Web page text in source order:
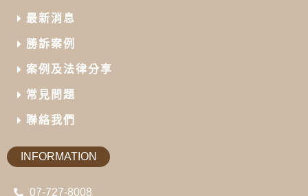
最新消息
勝訴案例
案例及法律分享
常見問題
聯絡我們
INFORMATION
07-727-8008